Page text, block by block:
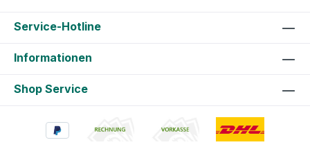
Service-Hotline
Informationen
Shop Service